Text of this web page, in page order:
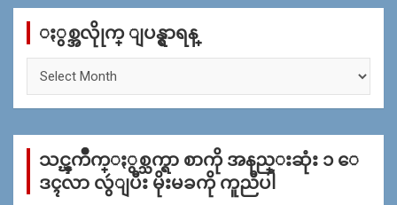
c
ႏွစ္အလိုုက္ ျပန္ရွာရန္
က္
န္
သင္ၾကိဳက္ႏွစ္သက္ရာ စာကို အနည္းဆုံး ၁ ေ
ဒၚလာ လွဴျပီး မိုးမခကို ကူညီပါ